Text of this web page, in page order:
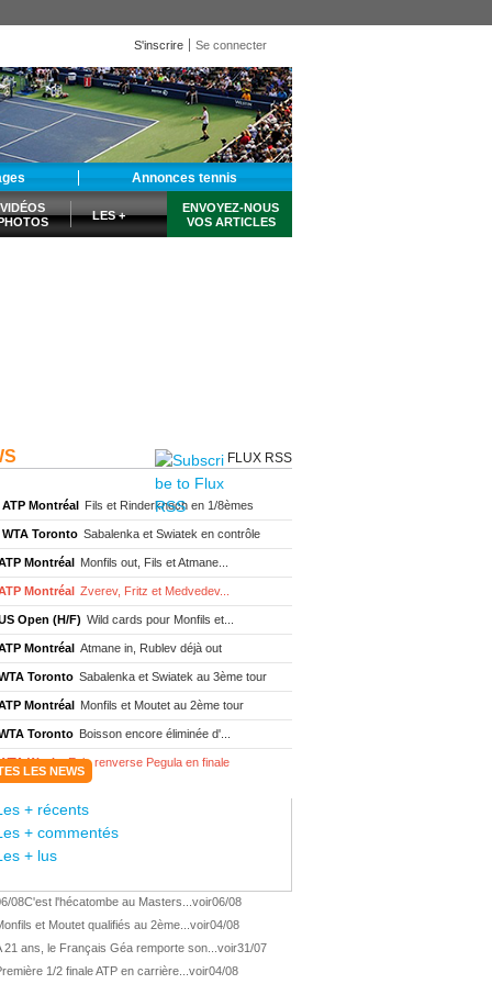
S'inscrire Se connecter
Annonces tennis
VIDÉOS
LES +
ENVOYEZ-NOUS
VOS ARTICLES
FLUX RSS
ATP Montréal Fils et Rinderknech en 1/8èmes
WTA Toronto Sabalenka et Swiatek en contrôle
Montréal Monfils out, Fils et Atmane...
Montréal Zverev, Fritz et Medvedev...
Open (H/F) Wild cards pour Monfils et...
Montréal Atmane in, Rublev déjà out
Toronto Sabalenka et Swiatek au 3ème tour
Montréal Monfils et Moutet au 2ème tour
Toronto Boisson encore éliminée d'...
Wash. Eala renverse Pegula en finale
Memphis Liutova, 16 ans et déjà titrée
ATP Wash.
Wash. Eala domine Svitolina
ATP Wash. De Minaur éliminé en 1/4
LES NEWS
+ récents
+ commentés
+ lus
08C'est l'hécatombe au Masters... voir06/08
et Moutet qualifiés au 2ème... voir04/08
21 ans, le Français Géa remporte son... voir31/07
1/2 finale ATP en carrière... voir04/08